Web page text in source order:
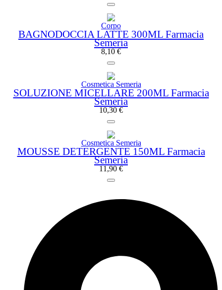
Corpo
BAGNODOCCIA LATTE 300ML Farmacia
Semeria
8,10 €
Cosmetica Semeria
SOLUZIONE MICELLARE 200ML Farmacia
Semeria
10,30 €
Cosmetica Semeria
MOUSSE DETERGENTE 150ML Farmacia
Semeria
11,90 €